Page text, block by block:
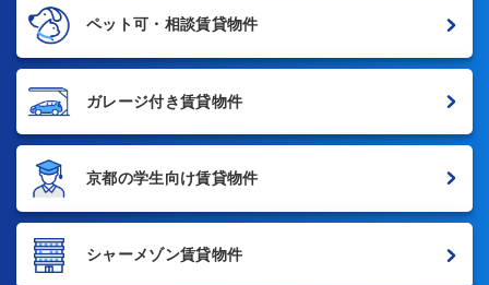
ペット可・相談賃貸物件
ガレージ付き賃貸物件
京都の学生向け賃貸物件
シャーメゾン賃貸物件